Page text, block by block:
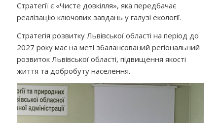
Стратегії є «Чисте довкілля», яка передбачає
реалізацію ключових завдань у галузі екології.
Стратегія розвитку Львівської області на період до
2027 року має на меті збалансований регіональний
розвиток Львівської області, підвищення якості
життя та добробуту населення.